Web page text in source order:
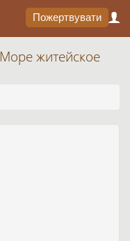
Пожертвувати
житейское